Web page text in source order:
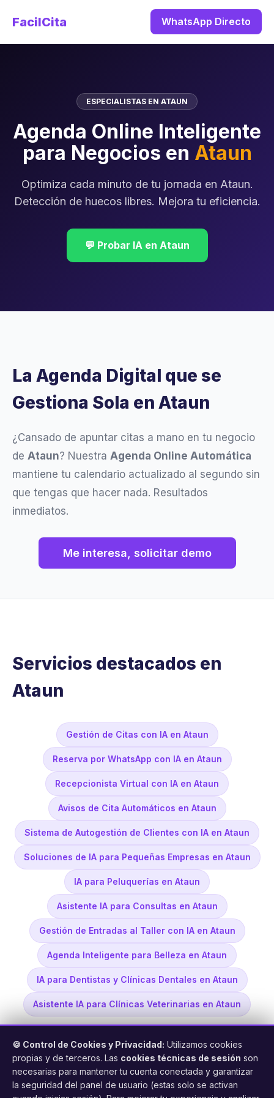
FacilCita WhatsApp Directo
ESPECIALISTAS EN ATAUN
Agenda Online Inteligente
para Negocios en Ataun
Optimiza cada minuto de tu jornada en Ataun.
Detección de huecos libres. Mejora tu eficiencia.
💬 Probar IA en Ataun
La Agenda Digital que se
Gestiona Sola en Ataun
¿Cansado de apuntar citas a mano en tu negocio
de Ataun? Nuestra Agenda Online Automática
mantiene tu calendario actualizado al segundo sin
que tengas que hacer nada. Resultados
inmediatos.
Me interesa, solicitar demo
Servicios destacados en
Ataun
Gestión de Citas con IA en Ataun
Reserva por WhatsApp con IA en Ataun
Recepcionista Virtual con IA en Ataun
Avisos de Cita Automáticos en Ataun
Sistema de Autogestión de Clientes con IA en Ataun
Soluciones de IA para Pequeñas Empresas en Ataun
IA para Peluquerías en Ataun
Asistente IA para Consultas en Ataun
Gestión de Entradas al Taller con IA en Ataun
Agenda Inteligente para Belleza en Ataun
IA para Dentistas y Clínicas Dentales en Ataun
Asistente IA para Clínicas Veterinarias en Ataun
🍪 Control de Cookies y Privacidad: Utilizamos cookies
propias y de terceros. Las cookies técnicas de sesión son
necesarias para mantener tu cuenta conectada y garantizar
la seguridad del panel de usuario (estas solo se activan